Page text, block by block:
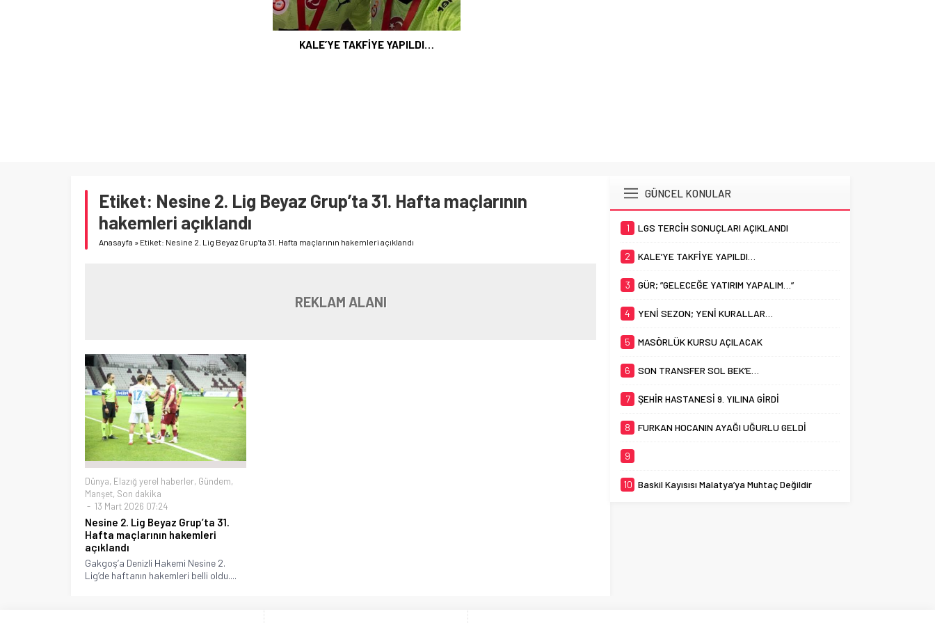
KALE’YE TAKFİYE YAPILDI…
Etiket: Nesine 2. Lig Beyaz Grup’ta 31. Hafta maçlarının
hakemleri açıklandı
Anasayfa » Etiket: Nesine 2. Lig Beyaz Grup’ta 31. Hafta maçlarının hakemleri açıklandı
REKLAM ALANI
Dünya, Elazığ yerel haberler, Gündem,
Manşet, Son dakika
13 Mart 2026 07:24
Nesine 2. Lig Beyaz Grup’ta 31.
Hafta maçlarının hakemleri
açıklandı
Gakgoş’a Denizli Hakemi Nesine 2.
Lig’de haftanın hakemleri belli oldu....
GÜNCEL KONULAR
1 LGS TERCİH SONUÇLARI AÇIKLANDI
2 KALE’YE TAKFİYE YAPILDI…
3 GÜR; ”GELECEĞE YATIRIM YAPALIM…”
4 YENİ SEZON; YENİ KURALLAR…
5 MASÖRLÜK KURSU AÇILACAK
6 SON TRANSFER SOL BEK’E…
7 ŞEHİR HASTANESİ 9. YILINA GİRDİ
8 FURKAN HOCANIN AYAĞI UĞURLU GELDİ
9
10 Baskil Kayısısı Malatya’ya Muhtaç Değildir